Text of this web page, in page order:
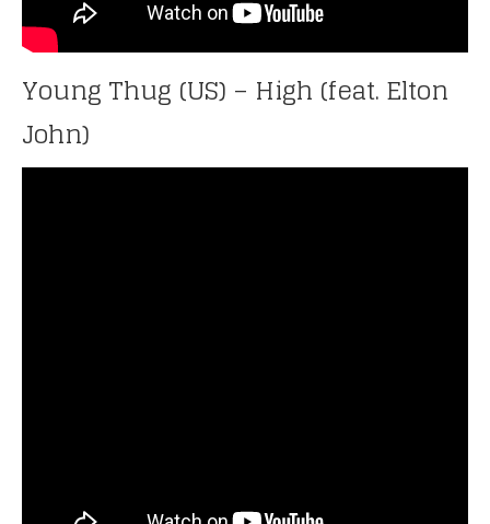
Young Thug (US) – High (feat. Elton
John)